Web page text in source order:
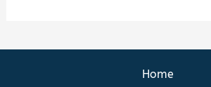
Home